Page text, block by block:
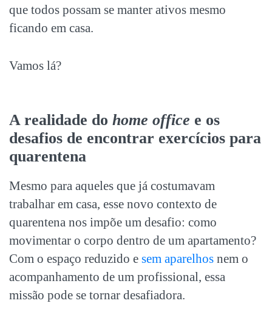
que todos possam se manter ativos mesmo
ficando em casa.
Vamos lá?
A realidade do home office e os
desafios de encontrar exercícios para
quarentena
Mesmo para aqueles que já costumavam
trabalhar em casa, esse novo contexto de
quarentena nos impõe um desafio: como
movimentar o corpo dentro de um apartamento?
Com o espaço reduzido e sem aparelhos nem o
acompanhamento de um profissional, essa
missão pode se tornar desafiadora.